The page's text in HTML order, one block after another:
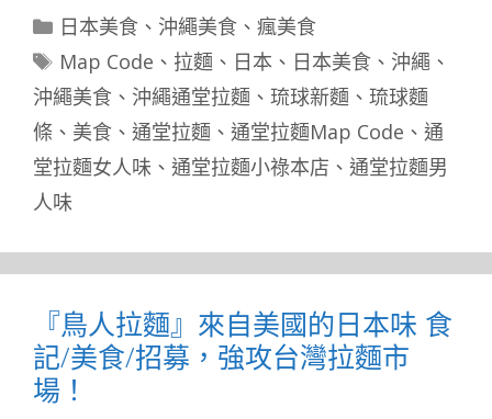
分
類
日本美食、 沖繩美食、 瘋美食
標
籤
Map Code 、 拉麵 、 日本 、 日本美食、 沖繩 、
沖繩美食 、 沖繩通堂拉麵 、 琉球新麵 、 琉球麵
條 、 美食 、 通堂拉麵 、 通堂拉麵Map Code 、 通
堂拉麵女人味 、 通堂拉麵小祿本店 、 通堂拉麵男
人味
『鳥人拉麵』來自美國的日本味 食
記/美食/招募，強攻台灣拉麵市
場！